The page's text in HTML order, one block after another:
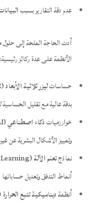
عدم دقة التقارير بسبب
أدت الحاجة الملحة إلى حلول
الأنظمة على عدة ركائز رئيسية:
حساساتليزر ثلاثية الأبعاد
بدقة عالية مع تقليل الحساسية
خوارزمياتذكاء اصطناعي(AI) خاصةً
وتمييز الأشكال البشرية عن
نماذجتعلم الآلة
أنماط التدفق وتعديل
أنظمةديناميكية تتبع الحرارة